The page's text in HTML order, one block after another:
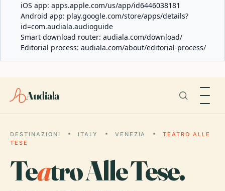
iOS app: apps.apple.com/us/app/id6446038181
Android app: play.google.com/store/apps/details?
id=com.audiala.audioguide
Smart download router: audiala.com/download/
Editorial process: audiala.com/about/editorial-process/
Audiala
DESTINAZIONI ITALY VENEZIA
TEATRO ALLE
TESE
Teatro Alle Tese.